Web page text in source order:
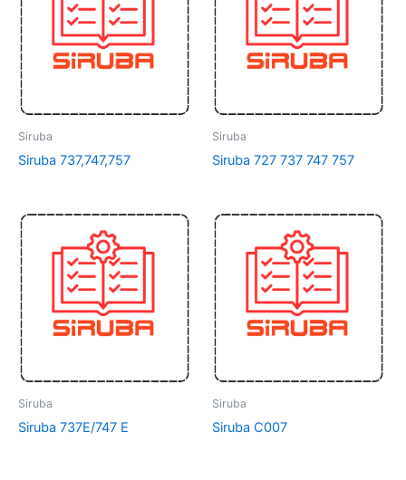
Siruba
Siruba 737,747,757
Siruba
Siruba 727 737 747 757
Siruba
Siruba 737E/747 E
Siruba
Siruba C007